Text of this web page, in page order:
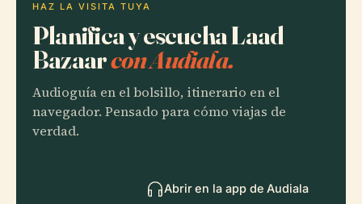
HAZ LA VISITA TUYA
Planifica y escucha Laad
Bazaarcon Audiala.
Audioguía en el bolsillo, itinerario en el
navegador. Pensado para cómo viajas de
verdad.
Abrir en la app de Audiala